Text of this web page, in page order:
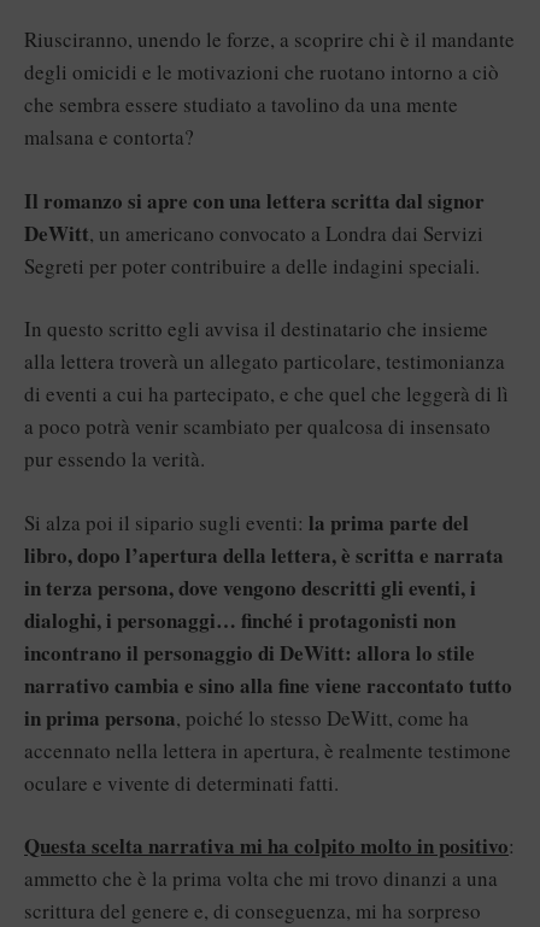
Riusciranno, unendo le forze, a scoprire chi è il mandante
degli omicidi e le motivazioni che ruotano intorno a ciò
che sembra essere studiato a tavolino da una mente
malsana e contorta?
Il romanzo si apre con una lettera scritta dal signor
DeWitt, un americano convocato a Londra dai Servizi
Segreti per poter contribuire a delle indagini speciali.
In questo scritto egli avvisa il destinatario che insieme
alla lettera troverà un allegato particolare, testimonianza
di eventi a cui ha partecipato, e che quel che leggerà di lì
a poco potrà venir scambiato per qualcosa di insensato
pur essendo la verità.
Si alza poi il sipario sugli eventi: la prima parte del
libro, dopo l’apertura della lettera, è scritta e narrata
in terza persona, dove vengono descritti gli eventi, i
dialoghi, i personaggi… finché i protagonisti non
incontrano il personaggio di DeWitt: allora lo stile
narrativo cambia e sino alla fine viene raccontato tutto
in prima persona, poiché lo stesso DeWitt, come ha
accennato nella lettera in apertura, è realmente testimone
oculare e vivente di determinati fatti.
Questa scelta narrativa mi ha colpito molto in positivo:
ammetto che è la prima volta che mi trovo dinanzi a una
scrittura del genere e, di conseguenza, mi ha sorpreso